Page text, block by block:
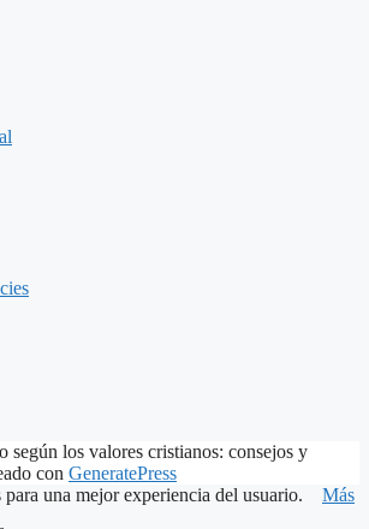
los valores cristianos: consejos y
con GeneratePress
para una mejor experiencia del usuario. Más